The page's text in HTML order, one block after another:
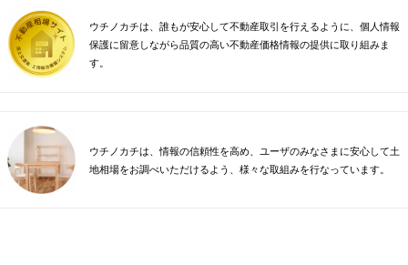
ウチノカチは、誰もが安心して不動産取引を行えるように、個人情報
保護に留意しながら品質の高い不動産価格情報の提供に取り組みま
す。
ウチノカチは、情報の信頼性を高め、ユーザのみなさまに安心して土
地相場をお調べいただけるよう、様々な取組みを行なっています。